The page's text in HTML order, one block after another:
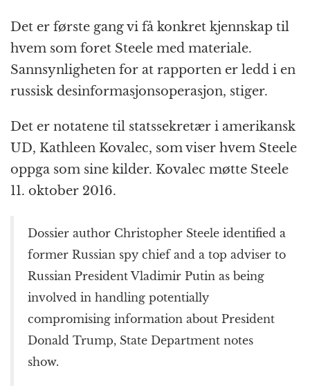
Det er første gang vi få konkret kjennskap til
hvem som foret Steele med materiale.
Sannsynligheten for at rapporten er ledd i en
russisk desinformasjonsoperasjon, stiger.
Det er notatene til statssekretær i amerikansk
UD, Kathleen Kovalec, som viser hvem Steele
oppga som sine kilder. Kovalec møtte Steele
11. oktober 2016.
Dossier author Christopher Steele identified a
former Russian spy chief and a top adviser to
Russian President Vladimir Putin as being
involved in handling potentially
compromising information about President
Donald Trump, State Department notes
show.